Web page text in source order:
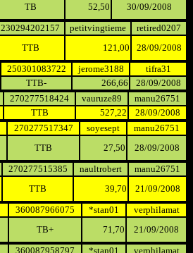
TB 52,50
30/09/2008
230294202157 petitvingtieme
retired0207
TTB 121,00
28/09/2008
250301083722 jerome3188
tifra31
TTB- 266,66
28/09/2008
270277518424 vauruze89
manu26751
TTB 527,22
28/09/2008
270277517347 soyesept
manu26751
TTB 27,50
28/09/2008
270277515385 naultrobert
manu26751
TTB 39,70
21/09/2008
360087966075 *stan01
verphilamat
TB+ 71,70
21/09/2008
360087958797 *stan01
verphilamat